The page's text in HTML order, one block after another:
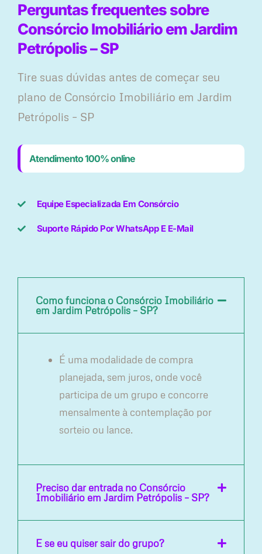
Perguntas frequentes sobre
Consórcio Imobiliário em Jardim
Petrópolis – SP
Tire suas dúvidas antes de começar seu
plano ​de Consórcio Imobiliário em Jardim
Petrópolis – SP
Atendimento 100% online
Equipe Especializada Em Consórcio
Suporte Rápido Por WhatsApp E E-Mail
Como funciona o Consórcio Imobiliário
em Jardim Petrópolis – SP?
É uma modalidade de compra
planejada, sem juros, onde você
participa de um grupo e concorre
mensalmente à contemplação por
sorteio ou lance.
Preciso dar entrada no Consórcio
Imobiliário em Jardim Petrópolis – SP?
E se eu quiser sair do grupo?